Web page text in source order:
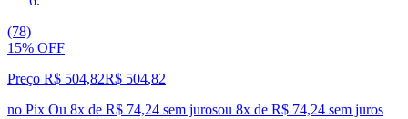
(78)
15% OFF
Preço R$ 504,82R$ 504,82
no Pix Ou 8x de R$ 74,24 sem jurosou 8x de R$ 74,24 sem juros